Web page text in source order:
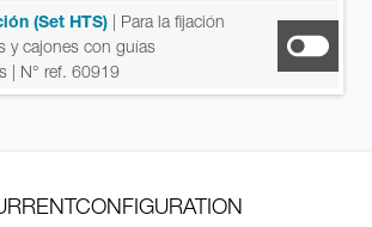
(Set HTS) | Para la fijación
y cajones con guías
| N° ref. 60919